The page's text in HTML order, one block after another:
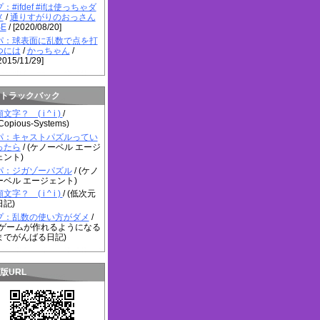
：#ifdef #ifは使っちゃダ
/通りすがりのおっさん
/ [2020/08/20]
：球表面に乱数で点を打
には /かっちゃん /
11/29]
ラックバック
文字？ ( i ^ i ) /
Systems)
：キャストパズルってい
たら / (ケノーベル エージ
ント)
：ジガゾーパズル/ (ケノ
ベル エージェント)
文字？ ( i ^ i ) / (低次元
記)
：乱数の使い方がダメ /
ームが作れるようになる
でがんばる日記)
URL